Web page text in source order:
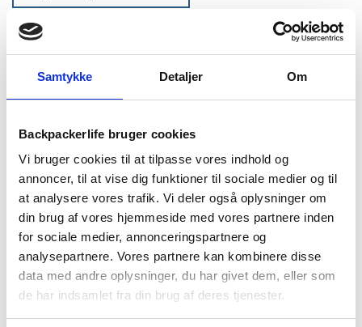
Samtykke Detaljer Om
Backpackerlife bruger cookies
Vi bruger cookies til at tilpasse vores indhold og
annoncer, til at vise dig funktioner til sociale medier og til
at analysere vores trafik. Vi deler også oplysninger om
din brug af vores hjemmeside med vores partnere inden
for sociale medier, annonceringspartnere og
analysepartnere. Vores partnere kan kombinere disse
data med andre oplysninger, du har givet dem, eller som
de har indsamlet fra din brug af deres tjenester.
TILFØJ TIL KURV
levering
499 kr
BESKRIVELSE
YDERLIGERE INFORMATION
BRAND
FAQ
Gregorys Float Zulu 30 rygsæk er en ideel rygsæk til den